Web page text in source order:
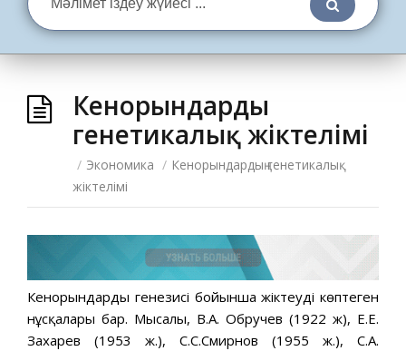
Кенорындардың
генетикалық жіктелімі
/ Экономика / Кенорындардың генетикалық
жіктелімі
Кенорындарды генезисі бойынша жіктеудің көптеген
нұсқалары бар. Мысалы, В.А. Обручев (1922 ж), Е.Е.
Захарев (1953 ж.), С.С.Смирнов (1955 ж.), С.А.